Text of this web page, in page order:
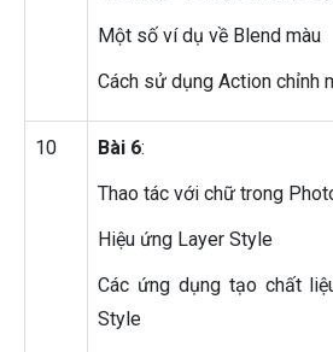
Một số ví dụ về Blend màu
Cách sử dụng Action chỉnh
10 Bài 6:
Thao tác với chữ trong
Hiệu ứng Layer Style
Các ứng dụng tạo chất
Style